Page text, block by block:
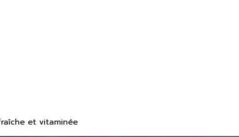
et vitaminée